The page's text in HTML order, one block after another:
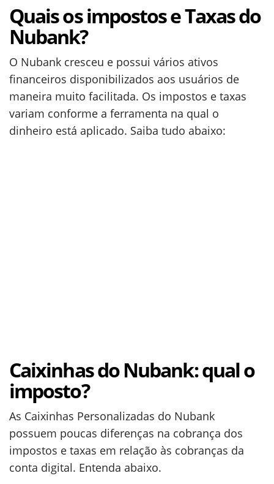
Quais os impostos e Taxas do
Nubank?
O Nubank cresceu e possui vários ativos
financeiros disponibilizados aos usuários de
maneira muito facilitada. Os impostos e taxas
variam conforme a ferramenta na qual o
dinheiro está aplicado. Saiba tudo abaixo:
Caixinhas do Nubank: qual o
imposto?
As Caixinhas Personalizadas do Nubank
possuem poucas diferenças na cobrança dos
impostos e taxas em relação às cobranças da
conta digital. Entenda abaixo.